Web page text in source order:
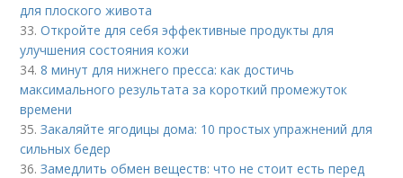
для плоского живота
33.Откройте для себя эффективные продукты для
улучшения состояния кожи
34.8 минут для нижнего пресса: как достичь
максимального результата за короткий промежуток
времени
35.Закаляйте ягодицы дома: 10 простых упражнений для
сильных бедер
36.Замедлить обмен веществ: что не стоит есть перед